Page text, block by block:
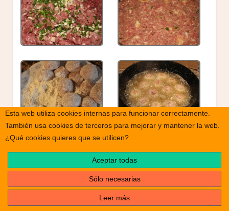
Esta web utiliza cookies internas para funcionar correctamente.
También usa cookies de terceros para mejorar y mantener la web.
¿Qué cookies quieres que se utilicen?
Aceptar todas
Sólo necesarias
Leer más